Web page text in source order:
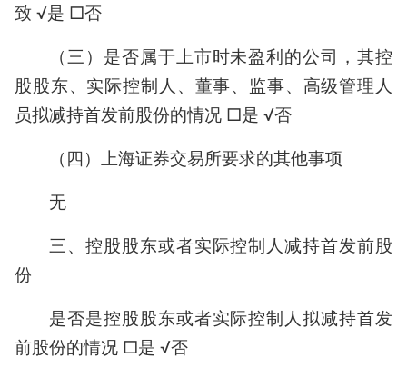
致 √是 □否
（三）是否属于上市时未盈利的公司，其控
股股东、实际控制人、董事、监事、高级管理人
员拟减持首发前股份的情况 □是 √否
（四）上海证券交易所要求的其他事项
无
三、控股股东或者实际控制人减持首发前股
份
是否是控股股东或者实际控制人拟减持首发
前股份的情况 □是 √否